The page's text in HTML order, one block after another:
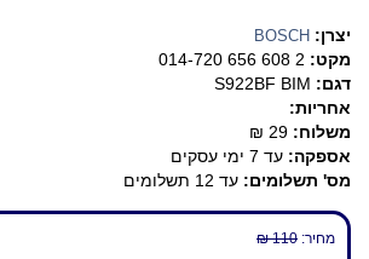
יצרן: BOSCH
מקט: 2 608 656 014-720
דגם: S922BF BIM
אחריות:
משלוח: 29 ₪
אספקה: עד 7 ימי עסקים
מס' תשלומים: עד 12 תשלומים
מחיר: 110 ₪